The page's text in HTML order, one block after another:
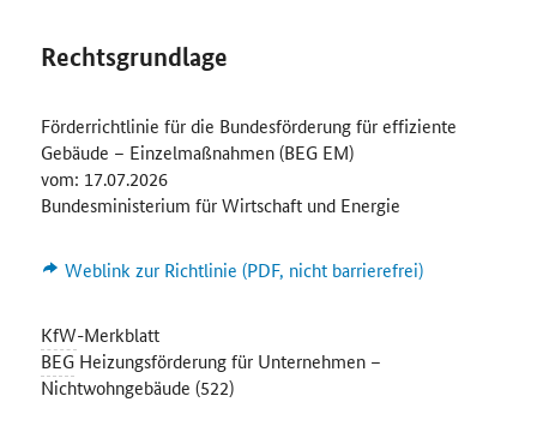
Rechtsgrundlage
Förderrichtlinie für die Bundesförderung für effiziente
Gebäude – Einzelmaßnahmen (BEG EM)
vom: 17.07.2026
Bundesministerium für Wirtschaft und Energie
Weblink zur Richtlinie (PDF, nicht barrierefrei)
KfW-Merkblatt
BEGHeizungsförderung für Unternehmen –
Nichtwohngebäude (522)